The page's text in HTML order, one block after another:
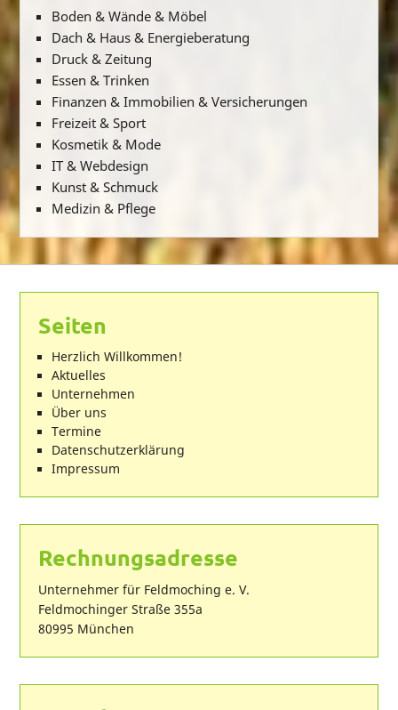
Boden & Wände & Möbel
Dach & Haus & Energieberatung
Druck & Zeitung
Essen & Trinken
Finanzen & Immobilien & Versicherungen
Freizeit & Sport
Kosmetik & Mode
IT & Webdesign
Kunst & Schmuck
Medizin & Pflege
Seiten
Herzlich Willkommen!
Aktuelles
Unternehmen
Über uns
Termine
Datenschutzerklärung
Impressum
Rechnungsadresse
Unternehmer für Feldmoching e. V.
Feldmochinger Straße 355a
80995 München